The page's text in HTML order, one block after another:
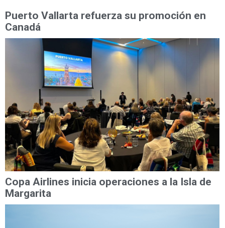
Puerto Vallarta refuerza su promoción en
Canadá
Copa Airlines inicia operaciones a la Isla de
Margarita